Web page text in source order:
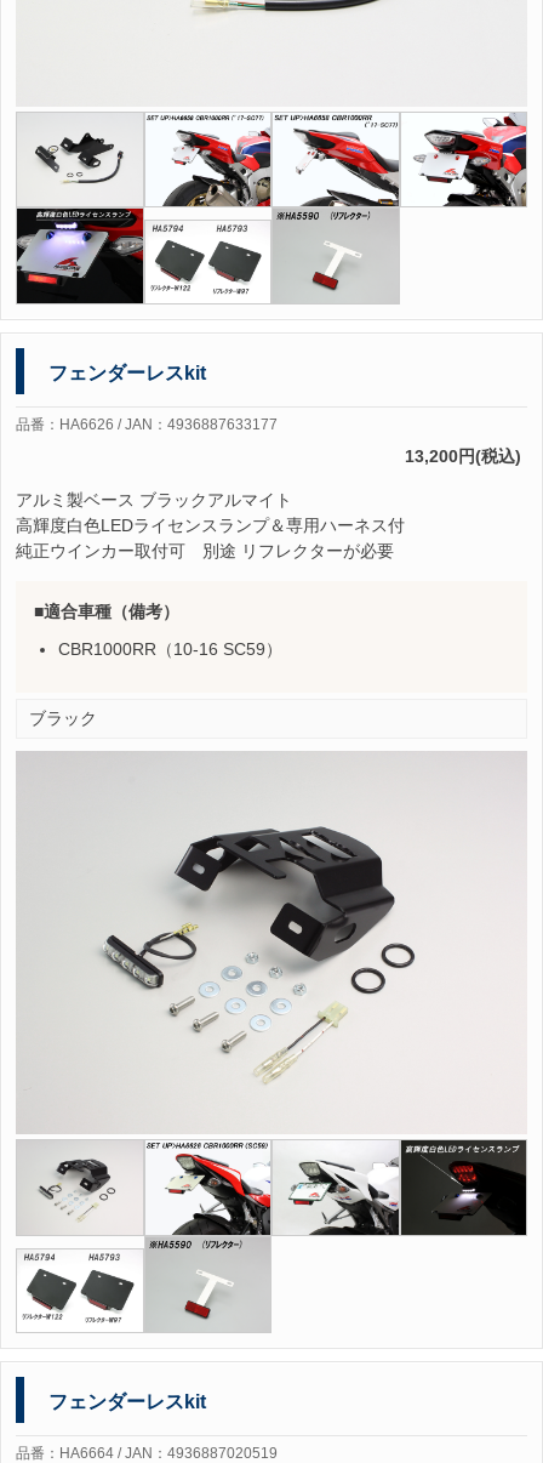
フェンダーレスkit
品番：HA6626 / JAN：4936887633177
13,200円(税込)
アルミ製ベース ブラックアルマイト
高輝度白色LEDライセンスランプ＆専用ハーネス付
純正ウインカー取付可 別途 リフレクターが必要
適合車種（備考）
CBR1000RR（10-16 SC59）
ブラック
フェンダーレスkit
品番：HA6664 / JAN：4936887020519